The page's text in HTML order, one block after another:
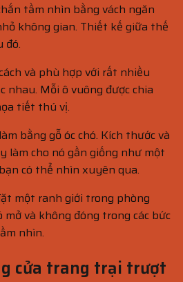
tầm nhìn bằng vách ngăn
không gian. Thiết kế giữa thế
đó.
và phù hợp với rất nhiều
Mỗi ô vuông được chia
tiết thú vị.
bằng gỗ óc chó. Kích thước và
làm cho nó gần giống như một
có thể nhìn xuyên qua.
một ranh giới trong phòng
và không đóng trong các bức
nhìn.
cửa trang trại trượt